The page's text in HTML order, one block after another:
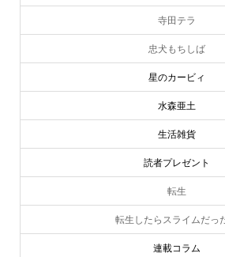
寺田テラ
忠犬もちしば
星のカービィ
水森亜土
生活雑貨
読者プレゼント
転生
転生したらスライムだっ
連載コラム